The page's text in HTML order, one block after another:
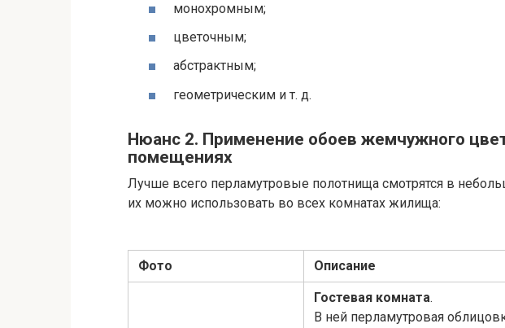
монохромным;
цветочным;
абстрактным;
геометрическим и т. д.
Нюанс 2. Применение обоев жемчужного
помещениях
Лучше всего перламутровые полотнища смотрятся в
их можно использовать во всех комнатах жилища:
Фото Описание
Гостевая комната.
В ней перламутровая